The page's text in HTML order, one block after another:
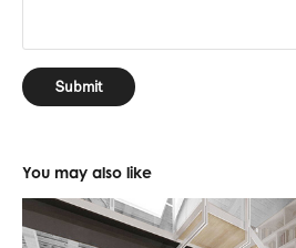
Submit
You may also like